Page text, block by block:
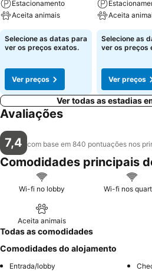
Estacionamento
Aceita animais
Selecione as datas para
ver os preços exatos.
Ver preços
Aceita
Selecione as
ver os preços
Ver preços
Ver todas as estadias
Avaliações
7,4 com base em 840 pontuações nos
Comodidades principais
Wi-fi no lobby Wi-fi nos
Aceita animais
Todas as comodidades
Comodidades do alojamento
Entrada/lobby